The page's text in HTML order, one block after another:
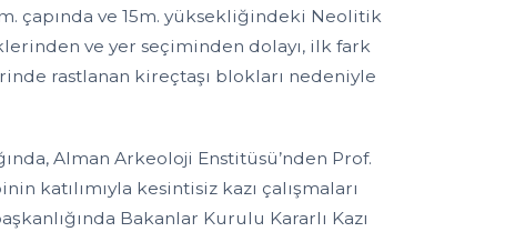
çapında ve 15m. yüksekliğindeki Neolitik
ve yer seçiminden dolayı, ilk fark
rastlanan kireçtaşı blokları nedeniyle
Alman Arkeoloji Enstitüsü’nden Prof.
katılımıyla kesintisiz kazı çalışmaları
Bakanlar Kurulu Kararlı Kazı